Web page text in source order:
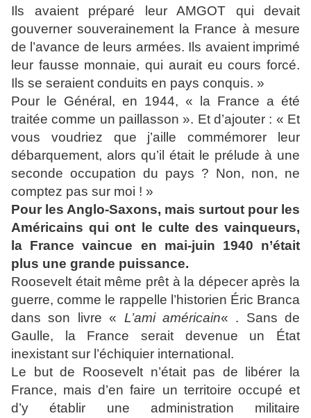
Ils avaient préparé leur AMGOT qui devait
gouverner souverainement la France à mesure
de l’avance de leurs armées. Ils avaient imprimé
leur fausse monnaie, qui aurait eu cours forcé.
Ils se seraient conduits en pays conquis. »
Pour le Général, en 1944, « la France a été
traitée comme un paillasson ». Et d’ajouter : « Et
vous voudriez que j’aille commémorer leur
débarquement, alors qu’il était le prélude à une
seconde occupation du pays ? Non, non, ne
comptez pas sur moi ! »
Pour les Anglo-Saxons, mais surtout pour les
Américains qui ont le culte des vainqueurs,
la France vaincue en mai-juin 1940 n’était
plus une grande puissance.
Roosevelt était même prêt à la dépecer après la
guerre, comme le rappelle l’historien Éric Branca
dans son livre « L’ami américain« . Sans de
Gaulle, la France serait devenue un État
inexistant sur l’échiquier international.
Le but de Roosevelt n’était pas de libérer la
France, mais d’en faire un territoire occupé et
d’y établir une administration militaire